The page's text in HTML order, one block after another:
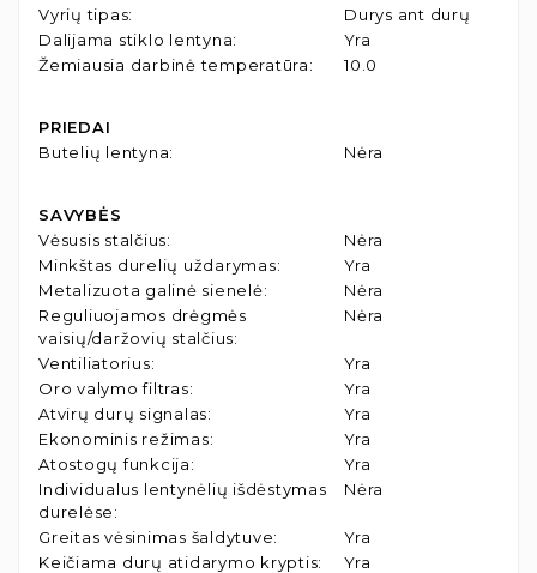
Vyrių tipas:
Durys ant durų
Dalijama stiklo lentyna:
Yra
Žemiausia darbinė temperatūra: 10.0
PRIEDAI
Butelių lentyna: Nėra
SAVYBĖS
Vėsusis stalčius:
Nėra
Minkštas durelių uždarymas:
Yra
Metalizuota galinė sienelė:
Nėra
Reguliuojamos drėgmės
vaisių/daržovių stalčius:
Nėra
Ventiliatorius:
Yra
Oro valymo filtras:
Yra
Atvirų durų signalas:
Yra
Ekonominis režimas:
Yra
Atostogų funkcija:
Yra
Individualus lentynėlių išdėstymas
durelėse:
Nėra
Greitas vėsinimas šaldytuve:
Yra
Keičiama durų atidarymo kryptis:
Yra